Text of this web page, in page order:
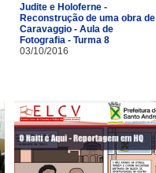
Judite e Holoferne -
Reconstrução de uma obra de
Caravaggio - Aula de
Fotografia - Turma 8
03/10/2016